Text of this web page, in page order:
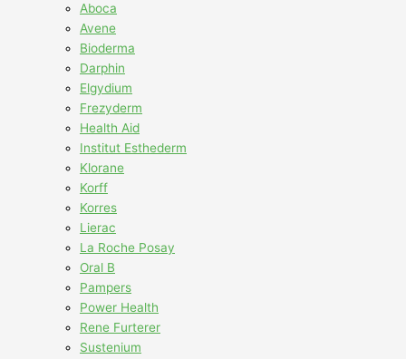
Aboca
Avene
Bioderma
Darphin
Elgydium
Frezyderm
Health Aid
Institut Esthederm
Klorane
Korff
Korres
Lierac
La Roche Posay
Oral B
Pampers
Power Health
Rene Furterer
Sustenium